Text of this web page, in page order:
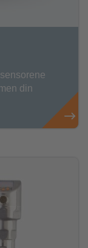
din